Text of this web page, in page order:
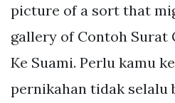
picture of a sort that
gallery of Contoh Surat
Ke Suami. Perlu kamu
pernikahan tidak selalu